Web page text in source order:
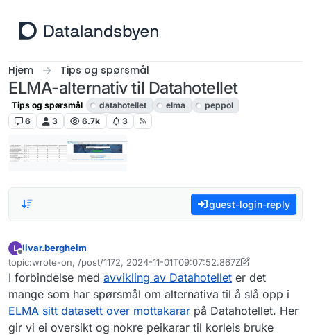
Hjem Tips og spørsmål
ELMA-alternativ til Datahotellet
Tips og spørsmål datahotellet elma
peppol
6
3 6.7k 3
guest-login-reply
L
Frakoblet
livar.bergheim
topic:wrote-on, /post/1172, 2024-11-01T09:07:52.867Z
Sist endret av livar.bergheim11. jan. 2024, 09:10
I forbindelse med avvikling av Datahotellet er det
mange som har spørsmål om alternativa til å slå opp i
ELMA sitt datasett over mottakarar på Datahotellet. Her
gir vi ei oversikt og nokre peikarar til korleis bruke